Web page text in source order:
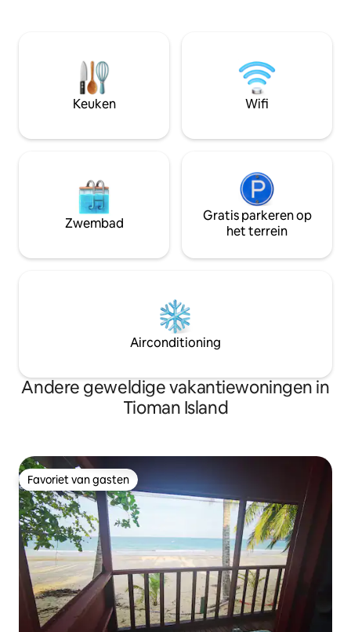
Restaurant. Kom en ervaar een vleugje
klasse en
Cahaya Asah-
Keuken Wifi
Zwembad
Gratis parkeren op
het terrein
Airconditioning
Andere geweldige vakantiewoningen in
Tioman Island
Favoriet van gasten
Favoriet van gasten